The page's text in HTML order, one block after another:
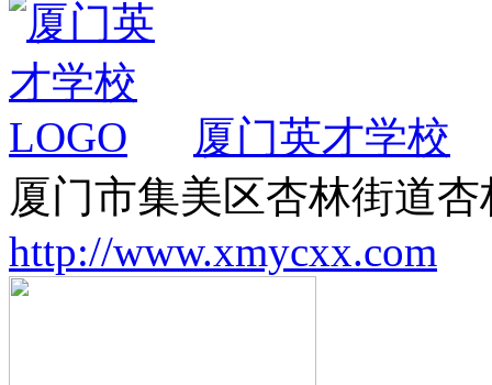
厦门英才学校
厦门市集美区杏林街道
http://www.xmycxx.com